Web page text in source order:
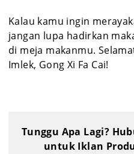
Kalau kamu ingin
jangan lupa hadirkan
di meja makanmu.
Imlek, Gong Xi Fa Cai!
Tunggu Apa Lagi?
untuk Iklan